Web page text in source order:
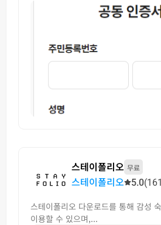
스테이폴리오 무료
스테이폴리오 5.0
스테이폴리오 다운로드를 통해 감성
이용할 수 있으며,...